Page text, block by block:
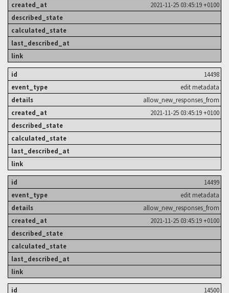
2021-11-25 03:45:19 +0100
14498
edit metadata
allow_new_responses_from
2021-11-25 03:45:19 +0100
14499
edit metadata
allow_new_responses_from
2021-11-25 03:45:19 +0100
14500